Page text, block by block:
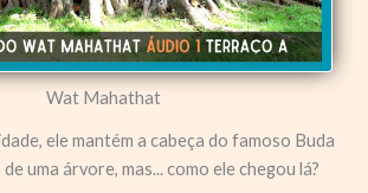
Wat Mahathat
ele mantém a cabeça do famoso Buda
uma árvore, mas... como ele chegou lá?